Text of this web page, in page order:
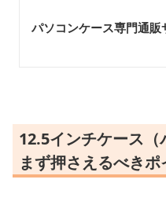
パソコンケース専門通販
12.5インチケース（
まず押さえるべきポ